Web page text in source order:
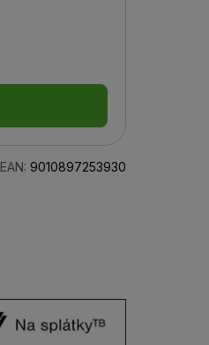
EAN: 9010897253930